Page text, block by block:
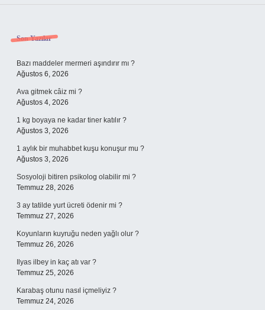
Sidebar
Son Yazılar
Bazı maddeler mermeri aşındırır mı ?
Ağustos 6, 2026
Ava gitmek câiz mi ?
Ağustos 4, 2026
1 kg boyaya ne kadar tiner katılır ?
Ağustos 3, 2026
1 aylık bir muhabbet kuşu konuşur mu ?
Ağustos 3, 2026
Sosyoloji bitiren psikolog olabilir mi ?
Temmuz 28, 2026
3 ay tatilde yurt ücreti ödenir mi ?
Temmuz 27, 2026
Koyunların kuyruğu neden yağlı olur ?
Temmuz 26, 2026
Ilyas ilbey in kaç atı var ?
Temmuz 25, 2026
Karabaş otunu nasıl içmeliyiz ?
Temmuz 24, 2026